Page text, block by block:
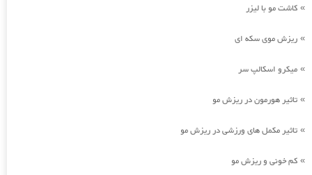
» کاشت مو با لیزر
» ریزش موی سکه ای
» میکرو اسکالپ سر
» تاثیر هورمون در ریزش مو
» تاثیر مکمل های ورزشی در ریزش مو
» کم خونی و ریزش مو